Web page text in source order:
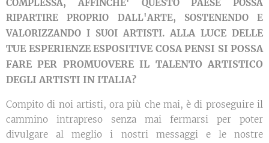
COMPLESSA, AFFINCHE' QUESTO PAESE POSSA
RIPARTIRE PROPRIO DALL'ARTE, SOSTENENDO E
VALORIZZANDO I SUOI ARTISTI.ALLA LUCE DELLE
TUE ESPERIENZE ESPOSITIVE COSA PENSI SI POSSA
FARE PER PROMUOVERE IL TALENTO ARTISTICO
DEGLI ARTISTI IN ITALIA?
Compito di noi artisti, ora più che mai, è di proseguire il
cammino intrapreso senza mai fermarsi per poter
divulgare al meglio i nostri messaggi e le nostre